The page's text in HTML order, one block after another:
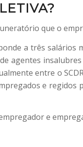
que o
a três salários
entre o
e regidos
e